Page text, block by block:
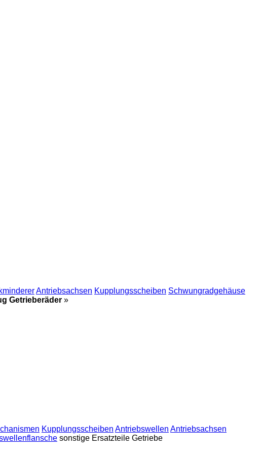
Antriebsachsen Kupplungsscheiben Schwungradgehäuse
Getrieberäder »
Kupplungsscheiben Antriebswellen Antriebsachsen
sonstige Ersatzteile Getriebe